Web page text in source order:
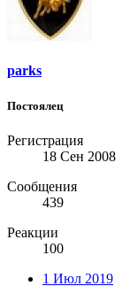
parks
Постоялец
Регистрация
18 Сен 2008
Сообщения
439
Реакции
100
1 Июл 2019